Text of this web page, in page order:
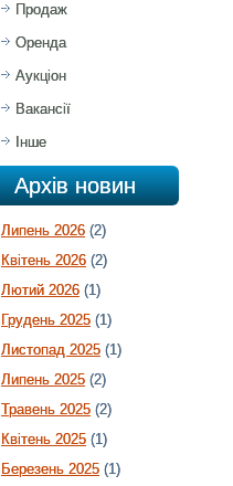
Продаж
Оренда
Аукціон
Вакансії
Інше
Архів новин
Липень 2026 (2)
Квітень 2026 (2)
Лютий 2026 (1)
Грудень 2025 (1)
Листопад 2025 (1)
Липень 2025 (2)
Травень 2025 (2)
Квітень 2025 (1)
Березень 2025 (1)